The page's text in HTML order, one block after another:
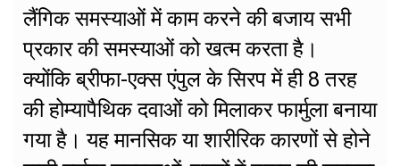
लैंगिक समस्याओं में काम करने की बजाय सभी
प्रकार की समस्याओं को खत्म करता है।
क्योंकि ब्रीफा-एक्स एंपुल के सिरप में ही 8 तरह
की होम्यापैथिक दवाओं को मिलाकर फार्मुला बनाया
गया है। यह मानसिक या शारीरिक कारणों से होने